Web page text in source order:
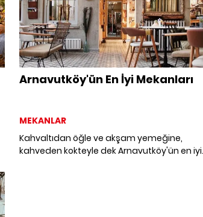
Arnavutköy'ün En İyi Mekanları
MEKANLAR
Kahvaltıdan öğle ve akşam yemeğine,
kahveden kokteyle dek Arnavutköy'ün en iyi